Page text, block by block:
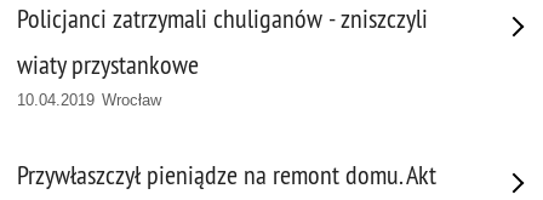
Policjanci zatrzymali chuliganów - zniszczyli
wiaty przystankowe
10.04.2019 Wrocław
Przywłaszczył pieniądze na remont domu. Akt